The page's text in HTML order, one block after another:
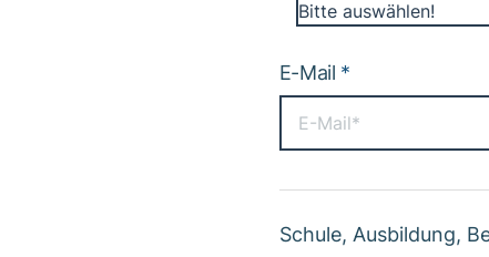
Bitte auswählen!
E-Mail *
Schule, Ausbildung,